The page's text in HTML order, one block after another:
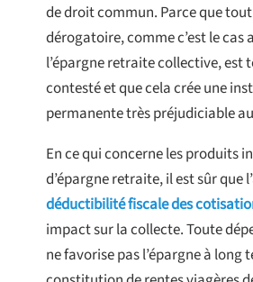
de droit commun. Parce que
dérogatoire, comme c’est le cas
l’épargne retraite collective, est
contesté et que cela crée une
permanente très préjudiciable
En ce qui concerne les produits
d’épargne retraite, il est sûr que
déductibilité fiscale des
impact sur la collecte. Toute
ne favorise pas l’épargne à long